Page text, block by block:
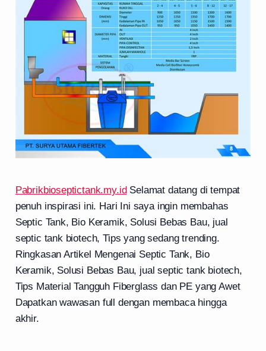
Pabrikbioseptictank.my.id Selamat datang di tempat
penuh inspirasi ini. Hari Ini saya ingin membahas
Septic Tank, Bio Keramik, Solusi Bebas Bau, jual
septic tank biotech, Tips yang sedang trending.
Ringkasan Artikel Mengenai Septic Tank, Bio
Keramik, Solusi Bebas Bau, jual septic tank biotech,
Tips Material Tangguh Fiberglass dan PE yang Awet
Dapatkan wawasan full dengan membaca hingga
akhir.